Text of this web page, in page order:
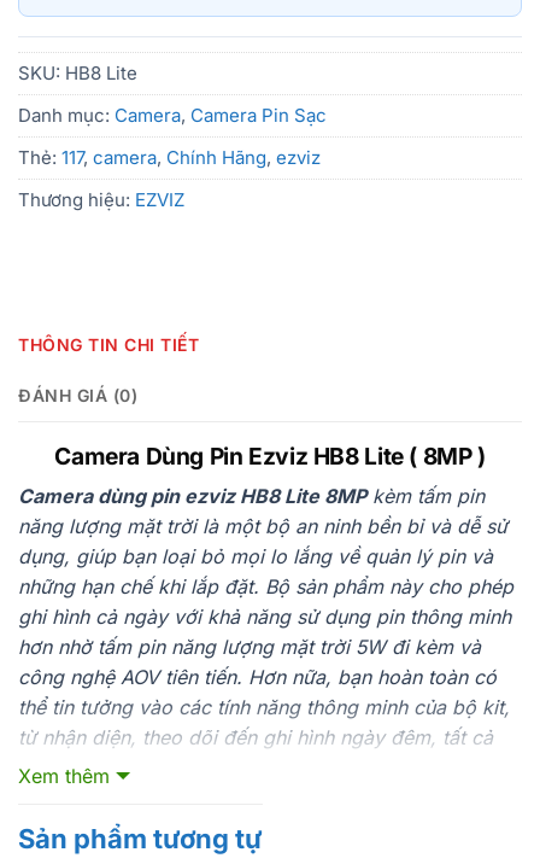
SKU: HB8 Lite
Danh mục: Camera, Camera Pin Sạc
Thẻ: 117, camera, Chính Hãng, ezviz
Thương hiệu: EZVIZ
THÔNG TIN CHI TIẾT
ĐÁNH GIÁ (0)
Camera Dùng Pin Ezviz HB8 Lite ( 8MP )
Camera dùng pin ezviz HB8 Lite 8MPkèm tấm pin
năng lượng mặt trời là một bộ an ninh bền bỉ và dễ sử
dụng, giúp bạn loại bỏ mọi lo lắng về quản lý pin và
những hạn chế khi lắp đặt. Bộ sản phẩm này cho phép
ghi hình cả ngày với khả năng sử dụng pin thông minh
hơn nhờ tấm pin năng lượng mặt trời 5W đi kèm và
công nghệ AOV tiên tiến. Hơn nữa, bạn hoàn toàn có
thể tin tưởng vào các tính năng thông minh của bộ kit,
từ nhận diện, theo dõi đến ghi hình ngày đêm, tất cả
đều dựa trên thuật toán AI tích hợp sẵn.
Xem thêm
Sản phẩm tương tự